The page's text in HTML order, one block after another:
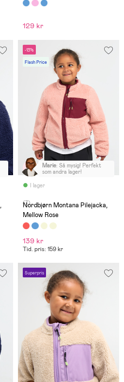
129 kr
-13%
Flash Price
I lager
Marie: Så mysig! Perfekt
som andra lager!
(7)
Nordbjørn Montana Pilejacka,
Mellow Rose
139 kr
Tid. pris: 159 kr
Superpris